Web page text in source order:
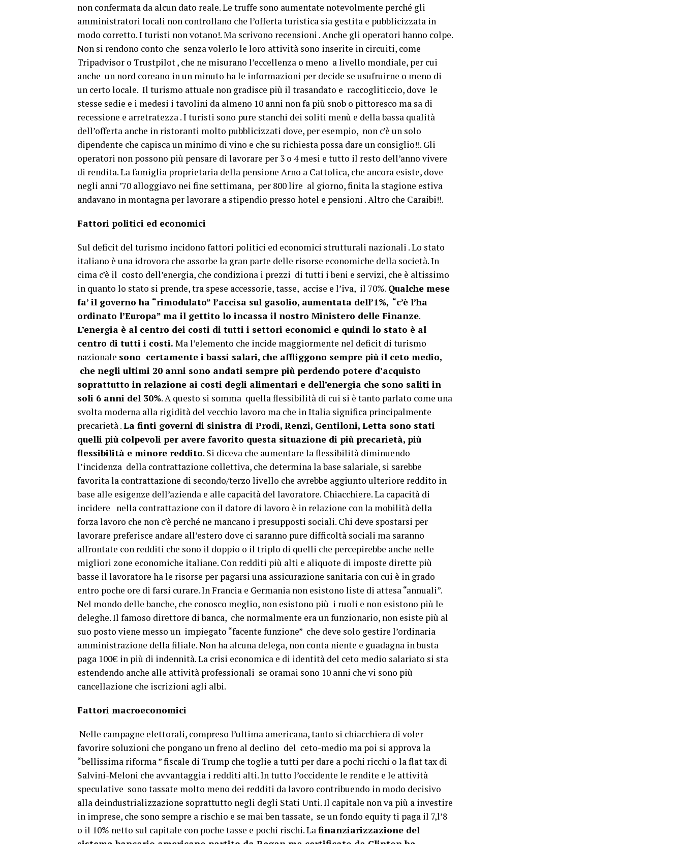
non confermata da alcun dato reale. Le truffe sono aumentate notevolmente perché gli
amministratori locali non controllano che l’offerta turistica sia gestita e pubblicizzata in
modo corretto. I turisti non votano!. Ma scrivono recensioni . Anche gli operatori hanno colpe.
Non si rendono conto che senza volerlo le loro attività sono inserite in circuiti, come
Tripadvisor o Trustpilot , che ne misurano l’eccellenza o meno a livello mondiale, per cui
anche un nord coreano in un minuto ha le informazioni per decide se usufruirne o meno di
un certo locale. Il turismo attuale non gradisce più il trasandato e raccogliticcio, dove le
stesse sedie e i medesi i tavolini da almeno 10 anni non fa più snob o pittoresco ma sa di
recessione e arretratezza . I turisti sono pure stanchi dei soliti menù e della bassa qualità
dell’offerta anche in ristoranti molto pubblicizzati dove, per esempio, non c’è un solo
dipendente che capisca un minimo di vino e che su richiesta possa dare un consiglio!!. Gli
operatori non possono più pensare di lavorare per 3 o 4 mesi e tutto il resto dell’anno vivere
di rendita. La famiglia proprietaria della pensione Arno a Cattolica, che ancora esiste, dove
negli anni ’70 alloggiavo nei fine settimana, per 800 lire al giorno, finita la stagione estiva
andavano in montagna per lavorare a stipendio presso hotel e pensioni . Altro che Caraibi!!.
Fattori politici ed economici
Sul deficit del turismo incidono fattori politici ed economici strutturali nazionali . Lo stato
italiano è una idrovora che assorbe la gran parte delle risorse economiche della società. In
cima c’è il costo dell’energia, che condiziona i prezzi di tutti i beni e servizi, che è altissimo
in quanto lo stato si prende, tra spese accessorie, tasse, accise e l’iva, il 70%. Qualche mese
fa’ il governo ha “rimodulato” l’accisa sul gasolio, aumentata dell’1%, “c’è l’ha
ordinato l’Europa” ma il gettito lo incassa il nostro Ministero delle Finanze.
L’energia è al centro dei costi di tutti i settori economici e quindi lo stato è al
centro di tutti i costi. Ma l’elemento che incide maggiormente nel deficit di turismo
nazionale sono certamente i bassi salari, che affliggono sempre più il ceto medio,
che negli ultimi 20 anni sono andati sempre più perdendo potere d’acquisto
soprattutto in relazione ai costi degli alimentari e dell’energia che sono saliti in
soli 6 anni del 30%. A questo si somma quella flessibilità di cui si è tanto parlato come una
svolta moderna alla rigidità del vecchio lavoro ma che in Italia significa principalmente
precarietà .La finti governi di sinistra di Prodi, Renzi, Gentiloni, Letta sono stati
quelli più colpevoli per avere favorito questa situazione di più precarietà, più
flessibilità e minore reddito. Si diceva che aumentare la flessibilità diminuendo
l’incidenza della contrattazione collettiva, che determina la base salariale, si sarebbe
favorita la contrattazione di secondo/terzo livello che avrebbe aggiunto ulteriore reddito in
base alle esigenze dell’azienda e alle capacità del lavoratore. Chiacchiere. La capacità di
incidere nella contrattazione con il datore di lavoro è in relazione con la mobilità della
forza lavoro che non c’è perché ne mancano i presupposti sociali. Chi deve spostarsi per
lavorare preferisce andare all’estero dove ci saranno pure difficoltà sociali ma saranno
affrontate con redditi che sono il doppio o il triplo di quelli che percepirebbe anche nelle
migliori zone economiche italiane. Con redditi più alti e aliquote di imposte dirette più
basse il lavoratore ha le risorse per pagarsi una assicurazione sanitaria con cui è in grado
entro poche ore di farsi curare. In Francia e Germania non esistono liste di attesa “annuali”.
Nel mondo delle banche, che conosco meglio, non esistono più i ruoli e non esistono più le
deleghe. Il famoso direttore di banca, che normalmente era un funzionario, non esiste più al
suo posto viene messo un impiegato “facente funzione” che deve solo gestire l’ordinaria
amministrazione della filiale. Non ha alcuna delega, non conta niente e guadagna in busta
paga 100€ in più di indennità. La crisi economica e di identità del ceto medio salariato si sta
estendendo anche alle attività professionali se oramai sono 10 anni che vi sono più
cancellazione che iscrizioni agli albi.
Fattori macroeconomici
Nelle campagne elettorali, compreso l’ultima americana, tanto si chiacchiera di voler
favorire soluzioni che pongano un freno al declino del ceto-medio ma poi si approva la
“bellissima riforma ” fiscale di Trump che toglie a tutti per dare a pochi ricchi o la flat tax di
Salvini-Meloni che avvantaggia i redditi alti. In tutto l’occidente le rendite e le attività
speculative sono tassate molto meno dei redditi da lavoro contribuendo in modo decisivo
alla deindustrializzazione soprattutto negli degli Stati Unti. Il capitale non va più a investire
in imprese, che sono sempre a rischio e se mai ben tassate, se un fondo equity ti paga il 7,l’8
o il 10% netto sul capitale con poche tasse e pochi rischi. Lafinanziarizzazione del